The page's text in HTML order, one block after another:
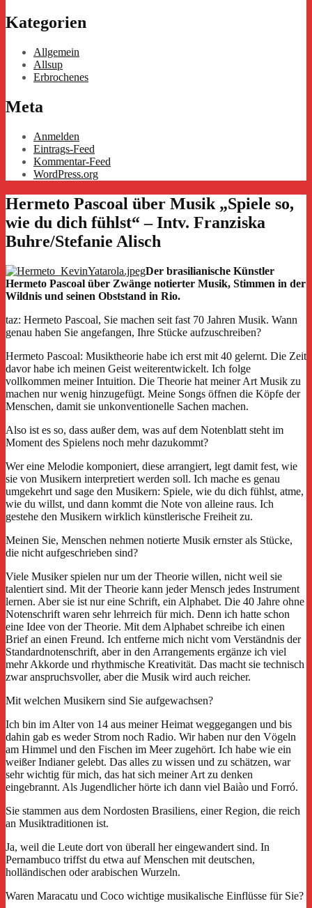
Kategorien
Allgemein
Allsup
Erbrochenes
Meta
Anmelden
Eintrags-Feed
Kommentar-Feed
WordPress.org
Hermeto Pascoal über Musik „Spiele so,
wie du dich fühlst“ – Intv. Franziska
Buhre/Stefanie Alisch
Der brasilianische Künstler
Hermeto Pascoal über Zwänge notierter Musik, Stimmen in der
Wildnis und seinen Obststand in Rio.
taz: Hermeto Pascoal, Sie machen seit fast 70 Jahren Musik. Wann
genau haben Sie angefangen, Ihre Stücke aufzuschreiben?
Hermeto Pascoal: Musiktheorie habe ich erst mit 40 gelernt. Die Zeit
davor habe ich meinen Geist weiterentwickelt. Ich folge
vollkommen meiner Intuition. Die Theorie hat meiner Art Musik zu
machen nur wenig hinzugefügt. Meine Songs öffnen die Köpfe der
Menschen, damit sie unkonventionelle Sachen machen.
Also ist es so, dass außer dem, was auf dem Notenblatt steht im
Moment des Spielens noch mehr dazukommt?
Wer eine Melodie komponiert, diese arrangiert, legt damit fest, wie
sie von Musikern interpretiert werden soll. Ich mache es genau
umgekehrt und sage den Musikern: Spiele, wie du dich fühlst, atme,
wie du willst, und dann kommt die Note von alleine raus. Ich
gestehe den Musikern wirklich künstlerische Freiheit zu.
Meinen Sie, Menschen nehmen notierte Musik ernster als Stücke,
die nicht aufgeschrieben sind?
Viele Musiker spielen nur um der Theorie willen, nicht weil sie
talentiert sind. Mit der Theorie kann jeder Mensch jedes Instrument
lernen. Aber sie ist nur eine Schrift, ein Alphabet. Die 40 Jahre ohne
Notenschrift waren sehr lehrreich für mich. Denn ich hatte schon
eine Idee von der Theorie. Mit dem Alphabet schreibe ich einen
Brief an einen Freund. Ich entferne mich nicht vom Verständnis der
Standardnotenschrift, aber in den Arrangements ergänze ich viel
mehr Akkorde und rhythmische Kreativität. Das macht sie technisch
zwar anspruchsvoller, aber die Musik wird auch reicher.
Mit welchen Musikern sind Sie aufgewachsen?
Ich bin im Alter von 14 aus meiner Heimat weggegangen und bis
dahin gab es weder Strom noch Radio. Wir haben nur den Vögeln
am Himmel und den Fischen im Meer zugehört. Ich habe wie ein
weißer Indianer gelebt. Das alles zu wissen und zu schätzen, war
sehr wichtig für mich, das hat sich meiner Art zu denken
eingebrannt. Als Jugendlicher hörte ich dann viel Baiào und Forró.
Sie stammen aus dem Nordosten Brasiliens, einer Region, die reich
an Musiktraditionen ist.
Ja, weil die Leute dort von überall her eingewandert sind. In
Pernambuco triffst du etwa auf Menschen mit deutschen,
holländischen oder arabischen Wurzeln.
Waren Maracatu und Coco wichtige musikalische Einflüsse für Sie?